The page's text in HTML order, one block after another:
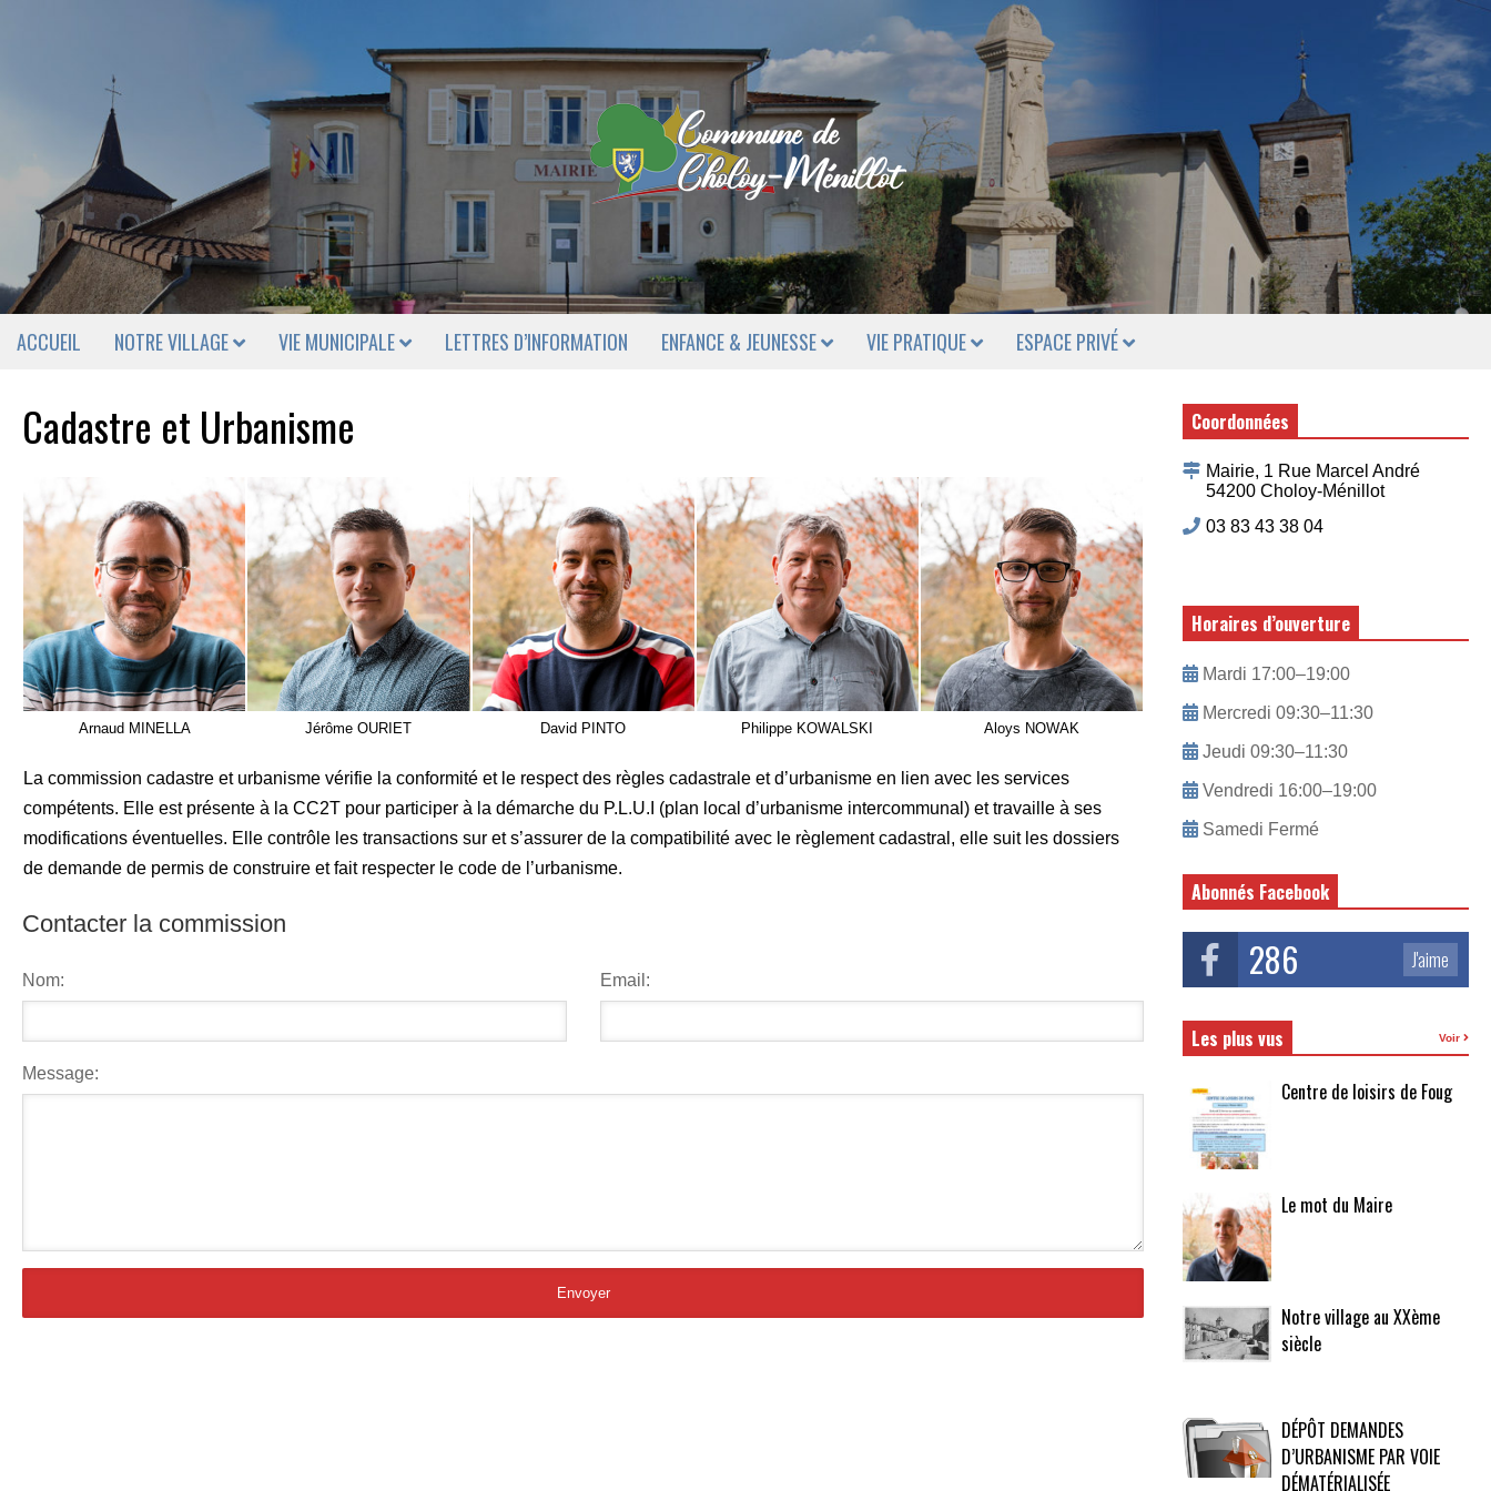
ACCUEIL NOTRE VILLAGE VIE MUNICIPALE LETTRES D’INFORMATION ENFANCE & JEUNESSE VIE PRATIQUE ESPACE PRIVÉ
Cadastre et Urbanisme
Arnaud MINELLA Jérôme OURIET David PINTO Philippe KOWALSKI Aloys NOWAK
La commission cadastre et urbanisme vérifie la conformité et le respect des règles cadastrale et d’urbanisme en lien avec les services
compétents. Elle est présente à la CC2T pour participer à la démarche du P.L.U.I (plan local d’urbanisme intercommunal) et travaille à ses
modifications éventuelles. Elle contrôle les transactions sur et s’assurer de la compatibilité avec le règlement cadastral, elle suit les dossiers
de demande de permis de construire et fait respecter le code de l’urbanisme.
Contacter la commission
Nom: Email:
Message:
Coordonnées
Mairie, 1 Rue Marcel André
54200 Choloy-Ménillot
03 83 43 38 04
Horaires d’ouverture
Mardi 17:00–19:00
Mercredi 09:30–11:30
Jeudi 09:30–11:30
Vendredi 16:00–19:00
Samedi Fermé
Abonnés Facebook
286 J'aime
Les plus vus Voir
Centre de loisirs de Foug
Le mot du Maire
Notre village au XXème
siècle
DÉPÔT DEMANDES
D’URBANISME PAR VOIE
DÉMATÉRIALISÉE